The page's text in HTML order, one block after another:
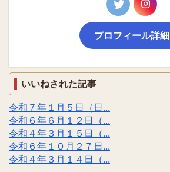
プロフィール詳細
いいねされた記事
令和７年１月５日（日...
令和６年６月１２日（...
令和４年３月１５日（...
令和６年１０月２７日...
令和４年３月１４日（...